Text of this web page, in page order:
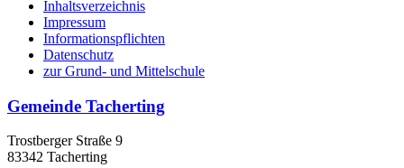
Inhaltsverzeichnis
Impressum
Informationspflichten
Datenschutz
zur Grund- und Mittelschule
Gemeinde Tacherting
Trostberger Straße 9
83342 Tacherting